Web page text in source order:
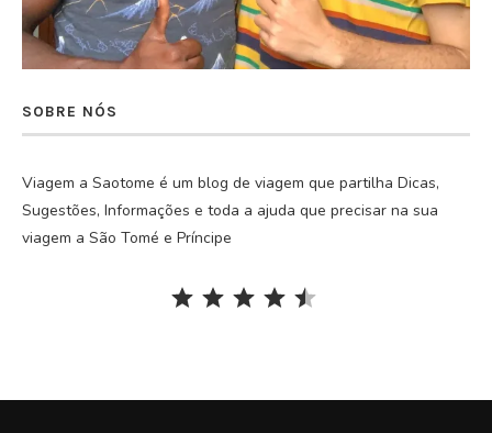
SOBRE NÓS
Viagem a Saotome é um blog de viagem que partilha Dicas,
Sugestões, Informações e toda a ajuda que precisar na sua
viagem a São Tomé e Príncipe